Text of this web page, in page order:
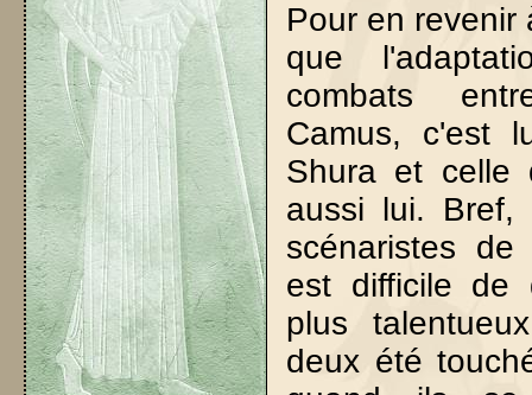
Pour en revenir
que
combats
Camus, c'est
Shura et celle
aussi lui. Bref,
scénaristes
est difficile
plus
deux été